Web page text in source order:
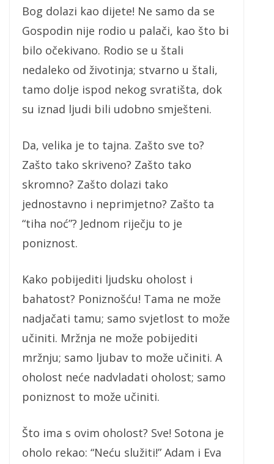
Bog dolazi kao dijete! Ne samo da se
Gospodin nije rodio u palači, kao što bi
bilo očekivano. Rodio se u štali
nedaleko od životinja; stvarno u štali,
tamo dolje ispod nekog svratišta, dok
su iznad ljudi bili udobno smješteni.
Da, velika je to tajna. Zašto sve to?
Zašto tako skriveno? Zašto tako
skromno? Zašto dolazi tako
jednostavno i neprimjetno? Zašto ta
“tiha noć”? Jednom riječju to je
poniznost.
Kako pobijediti ljudsku oholost i
bahatost? Poniznošću! Tama ne može
nadjačati tamu; samo svjetlost to može
učiniti. Mržnja ne može pobijediti
mržnju; samo ljubav to može učiniti. A
oholost neće nadvladati oholost; samo
poniznost to može učiniti.
Što ima s ovim oholost? Sve! Sotona je
oholo rekao: “Neću služiti!” Adam i Eva